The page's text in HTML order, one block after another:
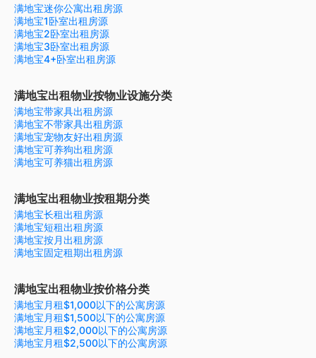
满地宝迷你公寓出租房源
满地宝1卧室出租房源
满地宝2卧室出租房源
满地宝3卧室出租房源
满地宝4+卧室出租房源
满地宝出租物业按物业设施分类
满地宝带家具出租房源
满地宝不带家具出租房源
满地宝宠物友好出租房源
满地宝可养狗出租房源
满地宝可养猫出租房源
满地宝出租物业按租期分类
满地宝长租出租房源
满地宝短租出租房源
满地宝按月出租房源
满地宝固定租期出租房源
满地宝出租物业按价格分类
满地宝月租$1,000以下的公寓房源
满地宝月租$1,500以下的公寓房源
满地宝月租$2,000以下的公寓房源
满地宝月租$2,500以下的公寓房源